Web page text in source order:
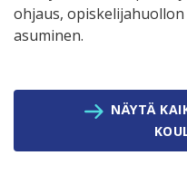
ohjaus,
asuminen.
NÄYTÄ